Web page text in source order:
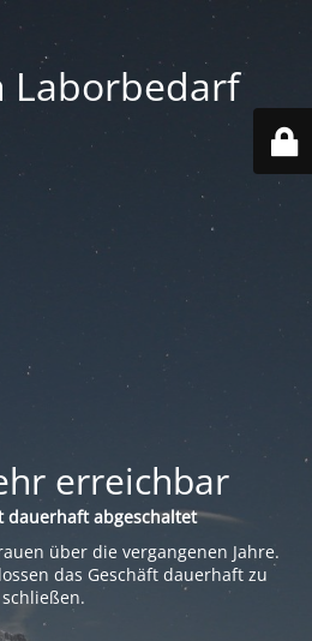
Laborbedarf
erreichbar
dauerhaft abgeschaltet
über die vergangenen Jahre.
das Geschäft dauerhaft zu
schließen.